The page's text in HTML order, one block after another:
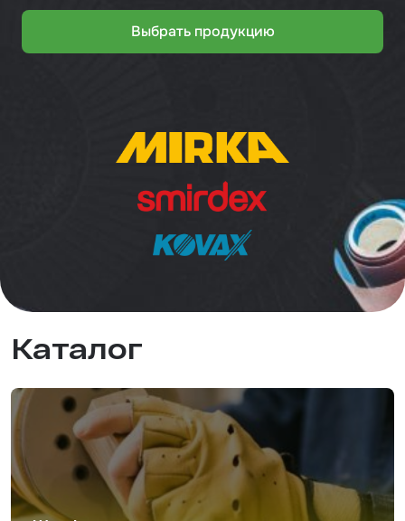
Отвердители
Краскопульты и Аэрографы
Добавки
Шлифовальные ленты
Разбавитель
Средства индивидуальной защиты
Протирочные материалы
Выбрать продукцию
Каталог